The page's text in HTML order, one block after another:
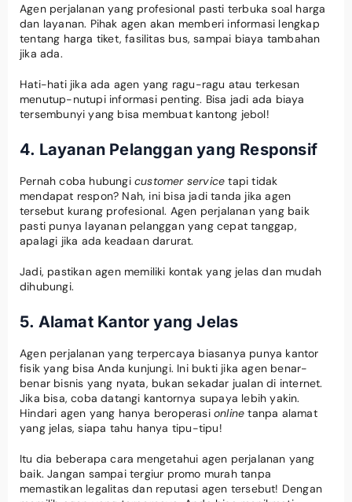
Agen perjalanan yang profesional pasti terbuka soal harga
dan layanan. Pihak agen akan memberi informasi lengkap
tentang harga tiket, fasilitas bus, sampai biaya tambahan
jika ada.
Hati-hati jika ada agen yang ragu-ragu atau terkesan
menutup-nutupi informasi penting. Bisa jadi ada biaya
tersembunyi yang bisa membuat kantong jebol!
4. Layanan Pelanggan yang Responsif
Pernah coba hubungi customer service tapi tidak
mendapat respon? Nah, ini bisa jadi tanda jika agen
tersebut kurang profesional. Agen perjalanan yang baik
pasti punya layanan pelanggan yang cepat tanggap,
apalagi jika ada keadaan darurat.
Jadi, pastikan agen memiliki kontak yang jelas dan mudah
dihubungi.
5. Alamat Kantor yang Jelas
Agen perjalanan yang terpercaya biasanya punya kantor
fisik yang bisa Anda kunjungi. Ini bukti jika agen benar-
benar bisnis yang nyata, bukan sekadar jualan di internet.
Jika bisa, coba datangi kantornya supaya lebih yakin.
Hindari agen yang hanya beroperasi online tanpa alamat
yang jelas, siapa tahu hanya tipu-tipu!
Itu dia beberapa cara mengetahui agen perjalanan yang
baik. Jangan sampai tergiur promo murah tanpa
memastikan legalitas dan reputasi agen tersebut! Dengan